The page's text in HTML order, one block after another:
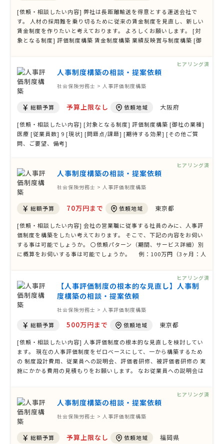
[依頼・相談したい内容] 弊社は長距離輸送を得意とする運送会社で
す。 人材の採用難を乗り切るために従来の賃金制度を見直し、新しい
賃金制度を作りたいと考えております。 よろしくお願いします。 [対
象となる制度] 評価制度構築 賃金制度構築 業績反映賞与制度構築 [御
について明確 …人事制度構築の相談・提案依頼
社会保険労務士 > 人事評価制度構築
総額予算 予算上限なし 依頼地域 大阪府
[依頼・相談したい内容] [対象となる制度] 評価制度構築 [御社の業種]
医療 [従業員数] 9 [現状] [問題点/課題] [期待する効果] [その他ご質
問、ご要望、備考]
ヒアリング済
人事制度構築の相談・提案依頼
社会保険労務士 > 人事評価制度構築
総額予算 70万円まで 依頼地域 東京都
[依頼・相談したい内容] 会社の営業職に従事する社員のみに、人事評
価制度を構築をしたい考えております。 そこで、下記の内容をお伺い
する事は可能でしょうか。 〇依頼パターン（期間、サービス詳細）別
に概算をお伺いする事は可能でしょうか。 例：100万円（3ヶ月：人
社）に対しての人事 …
ヒアリング済
【人事評価制度の根本的な見直し】人事制
度構築の相談・提案依頼
社会保険労務士 > 人事評価制度構築
総額予算 500万円まで 依頼地域 東京都
[依頼・相談したい内容] 人事評価制度の根本的な見直しを検討してい
ます。 現在の人事評価制度をゼロベースにして、一から構築するため
の 制度設計費用、従業員への説明会、評価者研修、被評価者研修の 実
施にかかる費用の見積もりをお願いします。 なお従業員への説明会は
築 目標管理 …
ヒアリング済
人事制度構築の相談・提案依頼
社会保険労務士 > 人事評価制度構築
総額予算 予算上限なし 依頼地域 福岡県
ヒアリング済